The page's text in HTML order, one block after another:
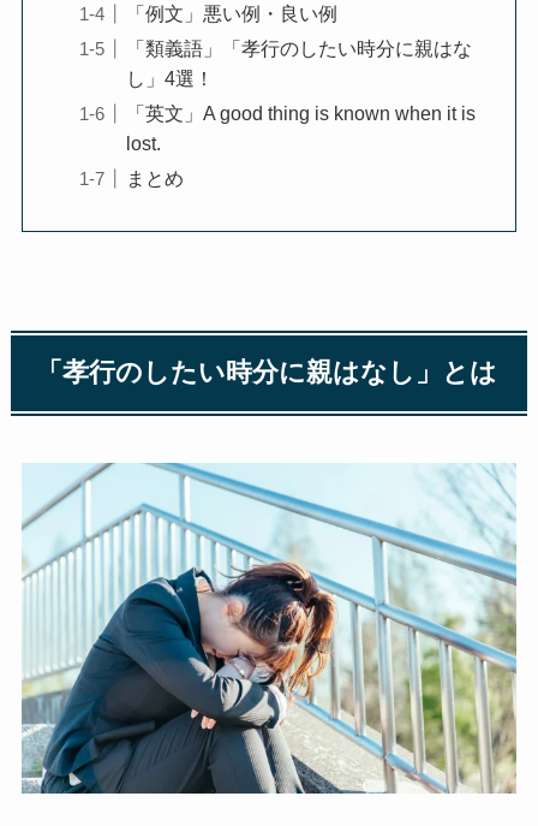
「例文」悪い例・良い例
「類義語」「孝行のしたい時分に親はな
し」4選！
「英文」A good thing is known when it is
lost.
まとめ
「孝行のしたい時分に親はなし」とは